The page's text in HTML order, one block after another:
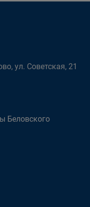
ул. Советская, 21
Беловского